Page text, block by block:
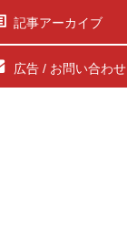
記事アーカイブ
広告 / お問い合わせ